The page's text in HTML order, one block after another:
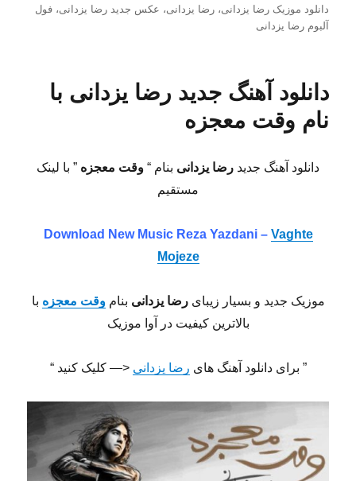
دانلود موزیک رضا یزدانی،رضا یزدانی، عکس جدید رضا یزدانی،فول
آلبوم رضا یزدانی
دانلود آهنگ جدید رضا یزدانی با
نام وقت معجزه
دانلود آهنگ جدید رضا یزدانی بنام “ وقت معجزه ” با لینک
مستقیم
Download New Music Reza Yazdani – Vaghte
Mojeze
موزیک جدید و بسیار زیبایرضا یزدانی بناموقت معجزه با
بالاترین کیفیت در آوا موزیک
” برای دانلود آهنگ های رضا یزدانی <— کلیک کنید “